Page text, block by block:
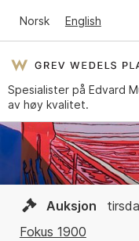
Norsk English
Spesialister på Edvard
av høy kvalitet.
Auksjon
Fokus 1900